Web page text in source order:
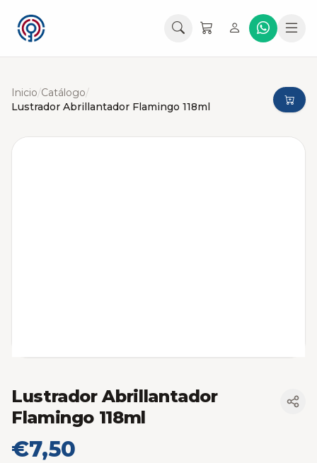
Inicio/Catálogo/
Lustrador Abrillantador Flamingo 118ml
Lustrador Abrillantador
Flamingo 118ml
€7,50